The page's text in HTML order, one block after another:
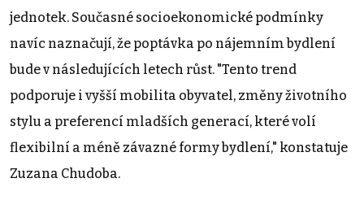
jednotek. Současné socioekonomické podmínky
navíc naznačují, že poptávka po nájemním bydlení
bude v následujících letech růst. "Tento trend
podporuje i vyšší mobilita obyvatel, změny životního
stylu a preferencí mladších generací, které volí
flexibilní a méně závazné formy bydlení," konstatuje
Zuzana Chudoba.